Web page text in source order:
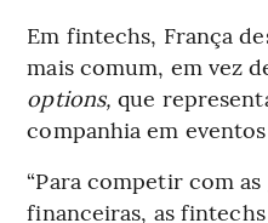
Em fintechs, França
mais comum, em vez
options,que
companhia em
“Para competir com
financeiras, as